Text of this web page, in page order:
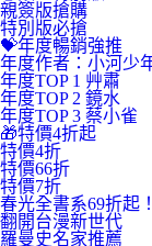
親簽版搶購
特別版必搶
💝年度暢銷強推
年度作者：小河少
年度TOP 1 艸肅
年度TOP 2 鏡水
年度TOP 3 蔡小雀
🎁特價4折起
特價4折
特價66折
特價7折
春光全書系69折起！
翻開台漫新世代
羅曼史名家推薦